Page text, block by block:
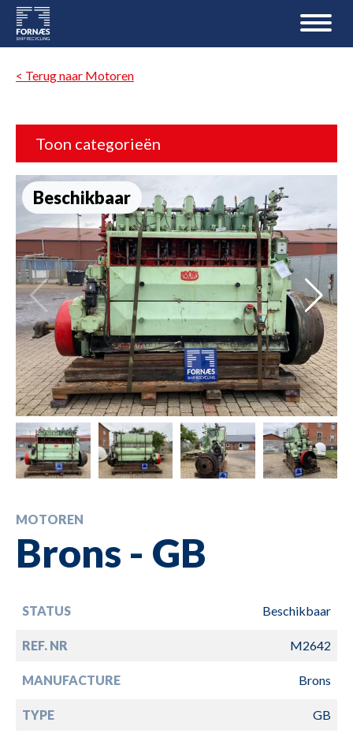
< Terug naar Motoren
Toon categorieën
Beschikbaar
MOTOREN
Brons - GB
STATUS Beschikbaar
REF. NR M2642
MANUFACTURE Brons
TYPE GB